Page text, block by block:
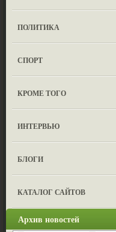
ПОЛИТИКА
СПОРТ
КРОМЕ ТОГО
ИНТЕРВЬЮ
БЛОГИ
КАТАЛОГ САЙТОВ
Архив новостей